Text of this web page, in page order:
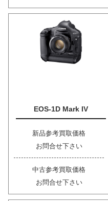
EOS-1D Mark IV
新品参考買取価格
お問合せ下さい
中古参考買取価格
お問合せ下さい